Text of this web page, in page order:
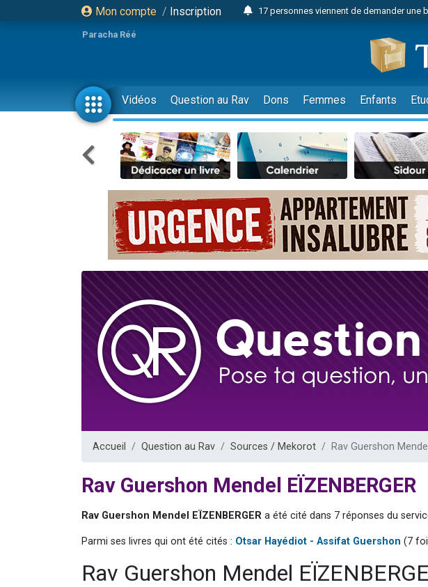
Mon compte / Inscription
17 personnes viennent de demander une
Il reste 49 places pour étudier en
23 personnes viennent de faire un
Eva vient de donner son Maasser
4 personnes viennent de nous rejoindre
3 personnes viennent de nous rejoindre
3 personnes viennent de faire un
Odaya vient de donner son Maasser
13 personnes viennent de demander une
2 personnes viennent de nous rejoindre
30 personnes viennent de faire un
12 nouvelles musiques dans Torah-
Il reste 49 places pour étudier en
3 personnes viennent de nous rejoindre
2 personnes viennent de nous rejoindre
2 nouvelles musiques dans Torah-Box
3 personnes viennent de nous rejoindre
8 personnes viennent de faire un don
Paracha Réé
Vidéos Question au Rav Dons Femmes Enfants
Accueil Question au Rav Sources / Mekorot Rav Guershon
Rav Guershon Mendel EÏZENBERGER
Rav Guershon Mendel EÏZENBERGER a été cité dans 7 réponses du
Parmi ses livres qui ont été cités : Otsar Hayédiot - Assifat Guershon (7
Rav Guershon Mendel